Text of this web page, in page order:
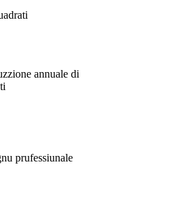
annuale di
prufessiunale